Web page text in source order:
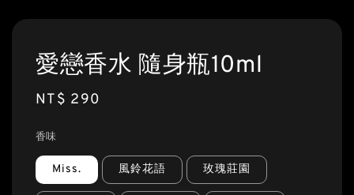
愛戀香水 隨身瓶10ml
Regular
NT$ 290
香味
Miss. 風鈴花語 玫瑰莊園